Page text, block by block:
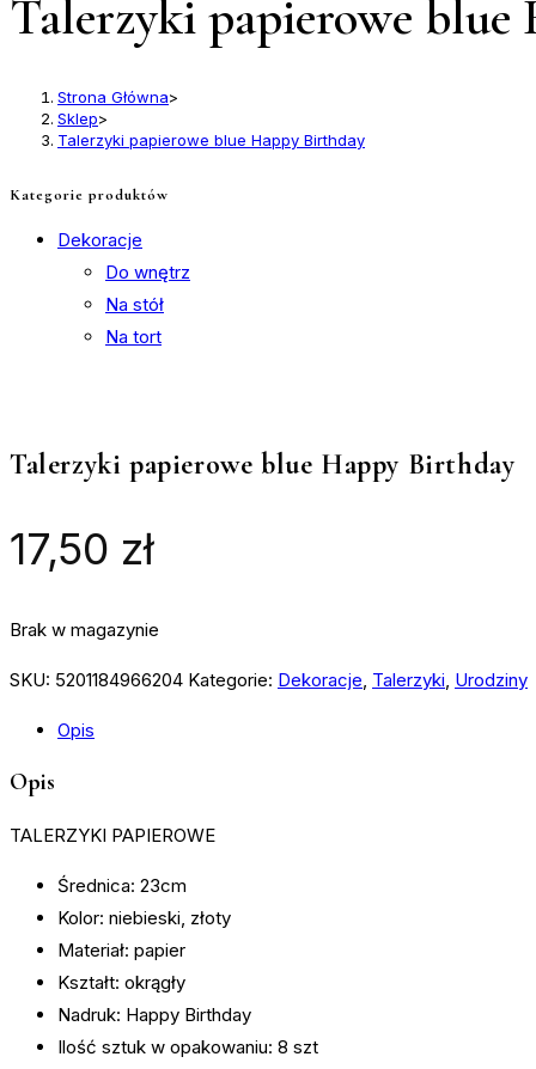
Talerzyki papierowe
Strona Główna>
Sklep>
Talerzyki papierowe blue Happy Birthday
Talerzyki papierowe blue Happy Birthday
17,50 zł
Brak w magazynie
SKU: 5201184966204 Kategorie: Dekoracje Talerzyki Urodziny
Opis
Opis
TALERZYKI PAPIEROWE
Średnica: 23cm
Kolor: niebieski, złoty
Materiał: papier
Kształt: okrągły
Nadruk: Happy Birthday
Ilość sztuk w opakowaniu: 8 szt
Kategorie produktów
Dekoracje
Do wnętrz
Na stół
Na tort